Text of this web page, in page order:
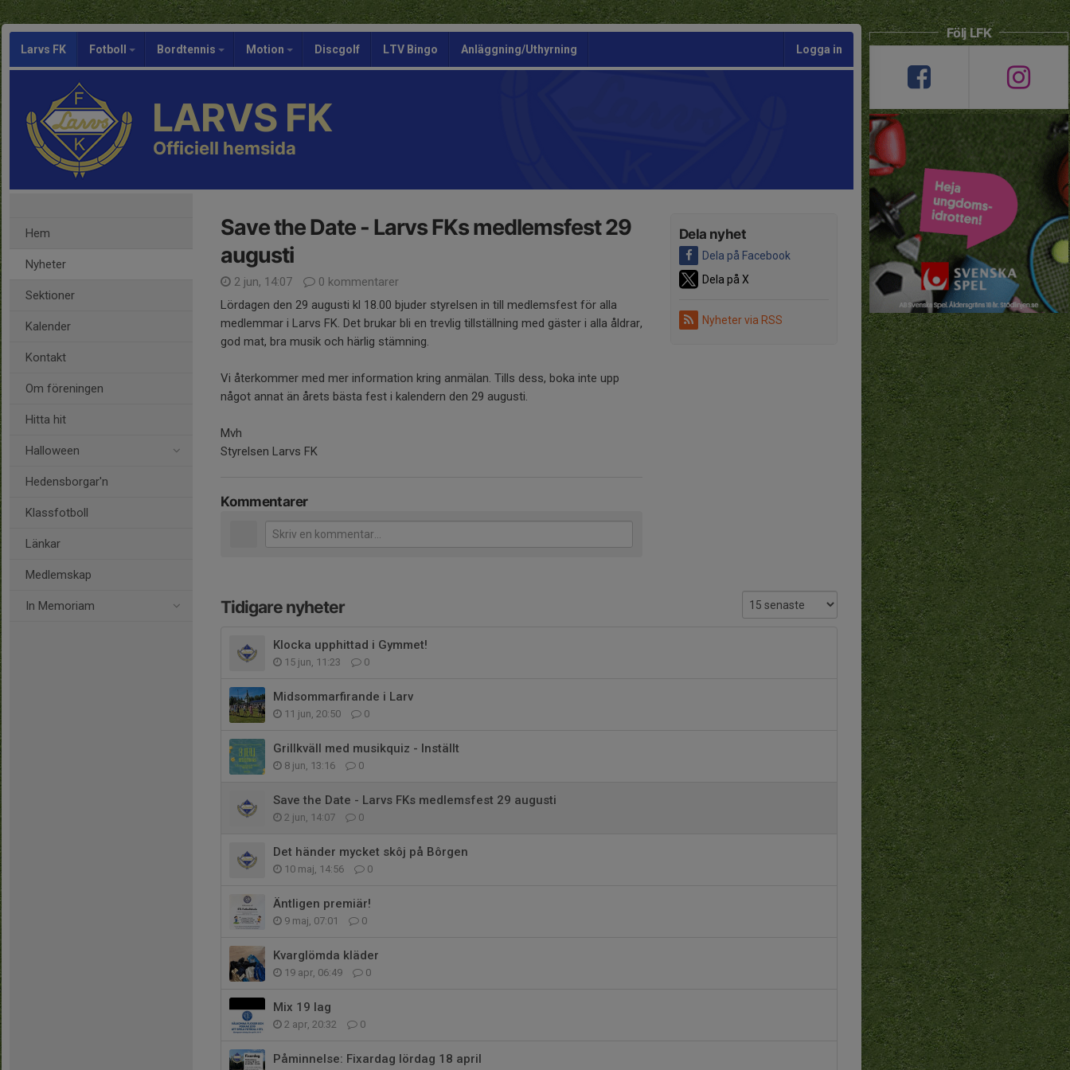
Larvs FK Fotboll Bordtennis Motion Discgolf LTV Bingo Anläggning/Uthyrning Logga in
LARVS FK
Officiell hemsida
Hem
Nyheter
Sektioner
Kalender
Kontakt
Om föreningen
Hitta hit
Halloween
Hedensborgar'n
Klassfotboll
Länkar
Medlemskap
In Memoriam
Dela nyhet
Dela på Facebook
Dela på X
Nyheter via RSS
Save the Date - Larvs FKs medlemsfest 29
augusti
2 jun, 14:07
0 kommentarer
Lördagen den 29 augusti kl 18.00 bjuder styrelsen in till medlemsfest för alla
medlemmar i Larvs FK. Det brukar bli en trevlig tillställning med gäster i alla åldrar,
god mat, bra musik och härlig stämning.
Vi återkommer med mer information kring anmälan. Tills dess, boka inte upp
något annat än årets bästa fest i kalendern den 29 augusti.
Mvh
Styrelsen Larvs FK
Kommentarer
Tidigare nyheter
Klocka upphittad i Gymmet!
15 jun, 11:23 0
Midsommarfirande i Larv
11 jun, 20:50 0
Grillkväll med musikquiz - Inställt
8 jun, 13:16 0
Save the Date - Larvs FKs medlemsfest 29 augusti
2 jun, 14:07 0
Det händer mycket skôj på Bôrgen
10 maj, 14:56 0
Äntligen premiär!
9 maj, 07:01 0
Kvarglömda kläder
19 apr, 06:49 0
Mix 19 lag
2 apr, 20:32 0
Påminnelse: Fixardag lördag 18 april
Följ LFK